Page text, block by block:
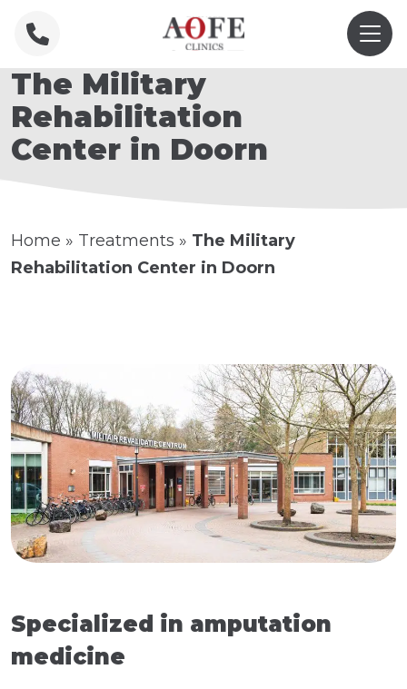
The Military
Rehabilitation
Center in Doorn
Home » Treatments » The Military
Rehabilitation Center in Doorn
Specialized in amputation
medicine